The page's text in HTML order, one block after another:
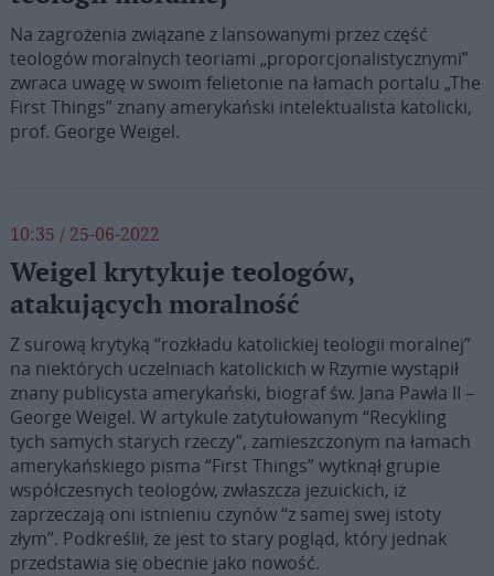
Na zagrożenia związane z lansowanymi przez część
teologów moralnych teoriami „proporcjonalistycznymi”
zwraca uwagę w swoim felietonie na łamach portalu „The
First Things” znany amerykański intelektualista katolicki,
prof. George Weigel.
10:35 / 25-06-2022
Weigel krytykuje teologów,
atakujących moralność
Z surową krytyką “rozkładu katolickiej teologii moralnej”
na niektórych uczelniach katolickich w Rzymie wystąpił
znany publicysta amerykański, biograf św. Jana Pawła II –
George Weigel. W artykule zatytułowanym “Recykling
tych samych starych rzeczy”, zamieszczonym na łamach
amerykańskiego pisma “First Things” wytknął grupie
współczesnych teologów, zwłaszcza jezuickich, iż
zaprzeczają oni istnieniu czynów “z samej swej istoty
złym”. Podkreślił, że jest to stary pogląd, który jednak
przedstawia się obecnie jako nowość.